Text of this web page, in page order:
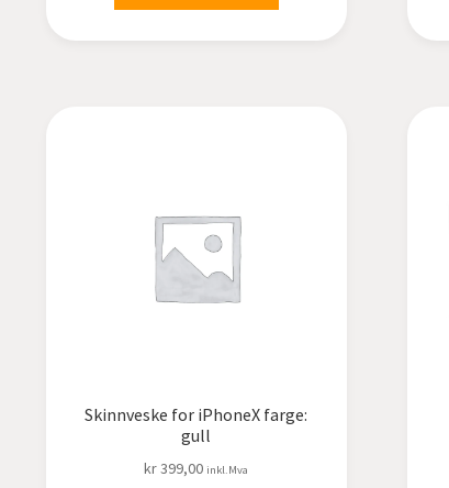
Skinnveske for iPhoneX farge:
gull
kr399,00 inkl.Mva